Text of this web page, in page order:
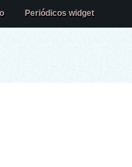
Periódicos widget